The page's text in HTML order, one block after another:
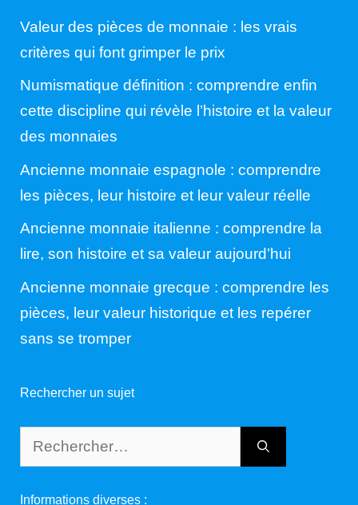
Valeur des pièces de monnaie : les vrais
critères qui font grimper le prix
Numismatique définition : comprendre enfin
cette discipline qui révèle l’histoire et la valeur
des monnaies
Ancienne monnaie espagnole : comprendre
les pièces, leur histoire et leur valeur réelle
Ancienne monnaie italienne : comprendre la
lire, son histoire et sa valeur aujourd’hui
Ancienne monnaie grecque : comprendre les
pièces, leur valeur historique et les repérer
sans se tromper
Rechercher un sujet
Rechercher :
Informations diverses :